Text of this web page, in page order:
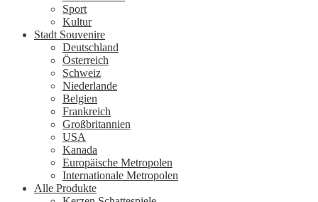
Sport
Kultur
Stadt Souvenire
Deutschland
Österreich
Schweiz
Niederlande
Belgien
Frankreich
Großbritannien
USA
Kanada
Europäische Metropolen
Internationale Metropolen
Alle Produkte